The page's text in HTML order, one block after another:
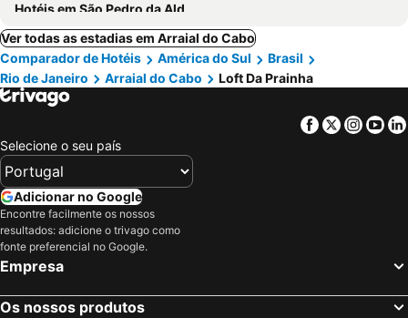
Hotéis em São Pedro da Aldeia
Ver todas as estadias em Arraial do Cabo
Comparador de Hotéis
América do Sul
Brasil
Rio de Janeiro
Arraial do Cabo Loft Da Prainha
Facebook
Twitter
Selecione o seu país
Adicionar no Google
Encontre facilmente os nossos
resultados: adicione o trivago como
fonte preferencial no Google.
Empresa
Os nossos produtos